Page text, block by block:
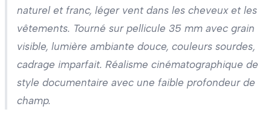
naturel et franc, léger vent dans les cheveux et les
vêtements. Tourné sur pellicule 35 mm avec grain
visible, lumière ambiante douce, couleurs sourdes,
cadrage imparfait. Réalisme cinématographique de
style documentaire avec une faible profondeur de
champ.